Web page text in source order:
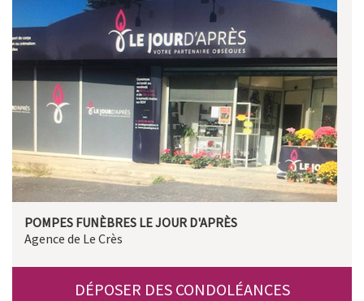
POMPES FUNÈBRES LE JOUR D'APRÈS
Agence de Le Crès
DÉPOSER DES CONDOLÉANCES